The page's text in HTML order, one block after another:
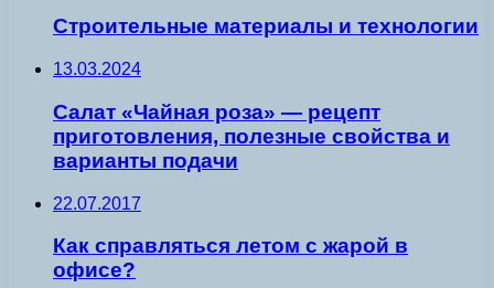
Строительные материалы и технологии
13.03.2024
Салат «Чайная роза» — рецепт
приготовления, полезные свойства и
варианты подачи
22.07.2017
Как справляться летом с жарой в
офисе?